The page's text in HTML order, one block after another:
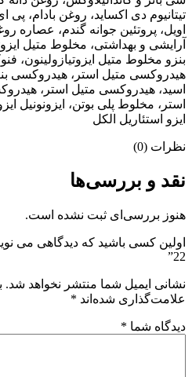
اویل، پروتئین جوانه گندم، عصاره
آرایشی و بهداشتی، مخلوط متیل
بنزو مخلوط متیل ایزوتیازولینون،
هیدروکسی متیل استر، هیدروکسی
اسید، هیدروکسی متیل استر،
استر، مخلوط پلی بوتن، ایزونونیل
ایزو استئاریل الکل
نظرات (0)
نقد و بررسی‌ها
هنوز بررسی‌ای ثبت نشده است.
اولین کسی باشید که دیدگاهی می
22”
نشانی ایمیل شما منتشر نخواهد شد.
علامت‌گذاری شده‌اند *
دیدگاه شما *